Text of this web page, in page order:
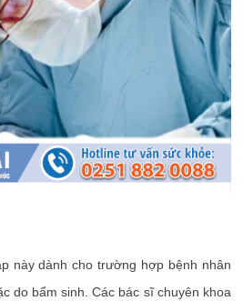
này dành cho trường hợp bệnh nhân
do bẩm sinh. Các bác sĩ chuyên khoa